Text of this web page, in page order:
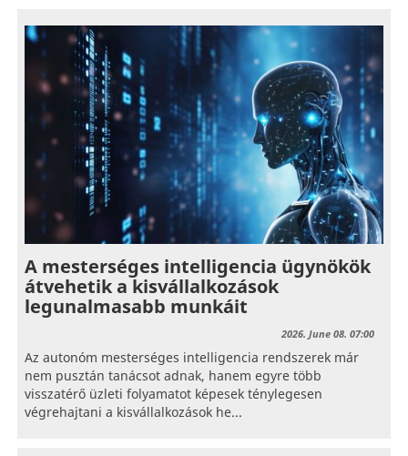
A mesterséges intelligencia ügynökök
átvehetik a kisvállalkozások
legunalmasabb munkáit
2026. June 08. 07:00
Az autonóm mesterséges intelligencia rendszerek már
nem pusztán tanácsot adnak, hanem egyre több
visszatérő üzleti folyamatot képesek ténylegesen
végrehajtani a kisvállalkozások he...